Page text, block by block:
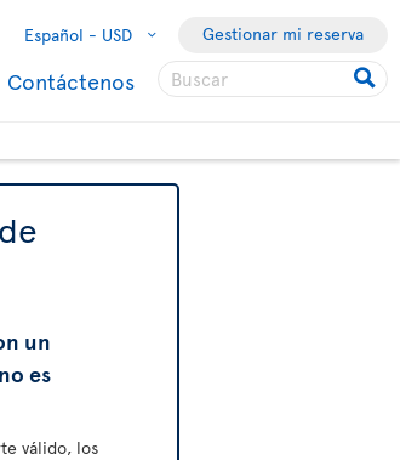
Español - USD Gestionar mi reserva
Contáctenos
un
es
válido, los